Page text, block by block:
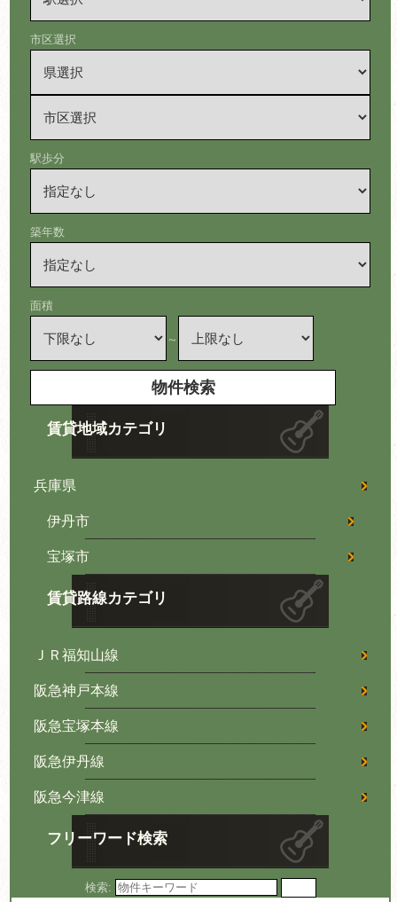
市区選択
駅歩分
築年数
面積
～
賃貸地域カテゴリ
兵庫県
伊丹市
宝塚市
賃貸路線カテゴリ
ＪＲ福知山線
阪急神戸本線
阪急宝塚本線
阪急伊丹線
阪急今津線
フリーワード検索
検索: